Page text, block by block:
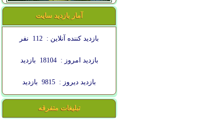
آمار بازدید سایت
بازدید کننده آنلاین : 112 نفر
بازدید امروز : 18104 بازدید
بازدید دیروز : 9815 بازدید
تبلیغات متفرقه